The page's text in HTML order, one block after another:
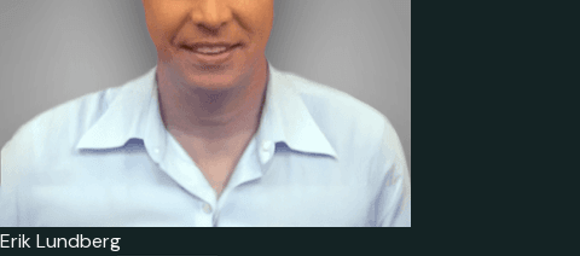
Erik Lundberg